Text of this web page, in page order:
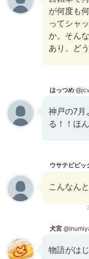
が何度も
ってシャ
か。そん
あり、ど
はっつめ
神戸の7月
る！！ほ
ウサテピピッ
こんなん
犬宮
物語がは